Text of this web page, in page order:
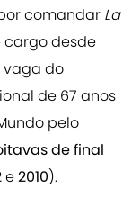
comandar La
cargo desde
vaga do
de 67 anos
pelo
de final
e2010).